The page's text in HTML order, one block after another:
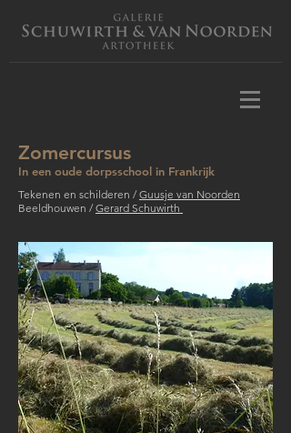
Zomercursus
In een oude dorpsschool in Frankrijk
Tekenen en schilderen /Guusje van Noorden
Beeldhouwen /Gerard Schuwirth